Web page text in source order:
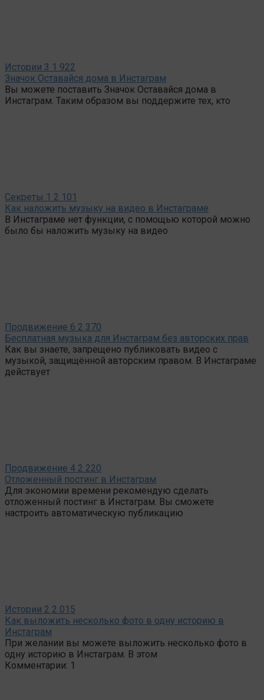
Истории 3 1 922
Значок Оставайся дома в Инстаграм
Вы можете поставить Значок Оставайся дома в
Инстаграм. Таким образом вы поддержите тех, кто
Секреты 1 2 101
Как наложить музыку на видео в Инстаграме
В Инстаграме нет функции, с помощью которой можно
было бы наложить музыку на видео
Продвижение 6 2 370
Бесплатная музыка для Инстаграм без авторских прав
Как вы знаете, запрещено публиковать видео с
музыкой, защищённой авторским правом. В Инстаграме
действует
Продвижение 4 2 220
Отложенный постинг в Инстаграм
Для экономии времени рекомендую сделать
отложенный постинг в Инстаграм. Вы сможете
настроить автоматическую публикацию
Истории 2 2 015
Как выложить несколько фото в одну историю в
Инстаграм
При желании вы можете выложить несколько фото в
одну историю в Инстаграм. В этом
Комментарии: 1